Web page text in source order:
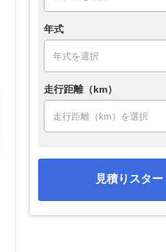
年式
走行距離（km）
見積りスター